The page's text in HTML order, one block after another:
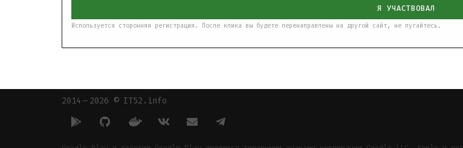
Я УЧАСТВОВАЛ
Используется сторонняя регистрация. После клика вы будете перенаправлены на другой сайт, не пугайтесь.
2014 — 2026 © IT52.info